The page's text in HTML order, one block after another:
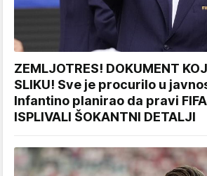
ZEMLJOTRES! DOKUMENT
SLIKU! Sve je procurilo u
Infantino planirao da pravi
ISPLIVALI ŠOKANTNI DETALJI